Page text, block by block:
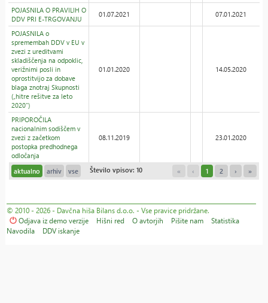
POJASNILA O PRAVILIH O
DDV PRI E-TRGOVANJU
01.07.2021 07.01.2021
POJASNILA o
spremembah DDV v EU v
zvezi z ureditvami
skladiščenja na odpoklic,
verižnimi posli in
oprostitvijo za dobave
blaga znotraj Skupnosti
(„hitre rešitve za leto
2020“)
01.01.2020 14.05.2020
PRIPOROČILA
nacionalnim sodiščem v
zvezi z začetkom
postopka predhodnega
odločanja
08.11.2019 23.01.2020
aktualno arhiv vse Število vpisov: 10 « ‹ 1 2 › »
© 2010 - 2026 - Davčna hiša Bilans d.o.o. - Vse pravice pridržane.
Odjava iz demo verzije
Hišni red O avtorjih Pišite nam
Statistika
Navodila
DDV iskanje